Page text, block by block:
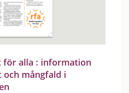
för alla : information
mångfald i